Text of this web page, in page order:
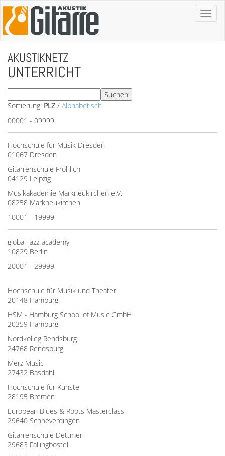
Toggle
AKUSTIKNETZ
UNTERRICHT
Sortierung: PLZ / Alphabetisch
00001 - 09999
Hochschule für Musik Dresden
01067 Dresden
Gitarrenschule Fröhlich
04129 Leipzig
Musikakademie Markneukirchen e.V.
08258 Markneukirchen
10001 - 19999
global-jazz-academy
10829 Berlin
20001 - 29999
Hochschule für Musik und Theater
20148 Hamburg
HSM - Hamburg School of Music GmbH
20359 Hamburg
Nordkolleg Rendsburg
24768 Rendsburg
Merz Music
27432 Basdahl
Hochschule für Künste
28195 Bremen
European Blues & Roots Masterclass
29640 Schneverdingen
Gitarrenschule Dettmer
29683 Fallingbostel